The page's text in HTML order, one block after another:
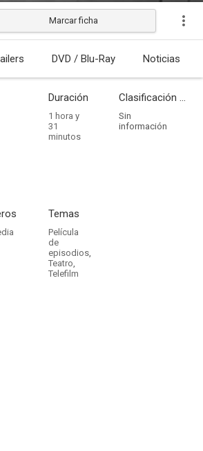
Marcar ficha
DVD / Blu-Ray Noticias
Duración
1 hora y
31
minutos
Clasificación por edades
Sin
información
Temas
Película
de
episodios,
Teatro,
Telefilm